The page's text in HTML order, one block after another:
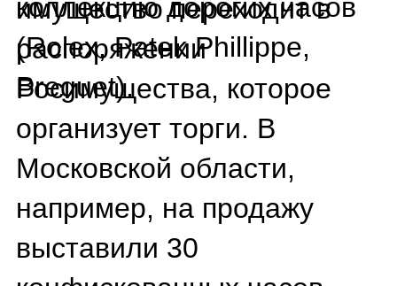
привлекательность и риски
Покупка конфиската —
соблазнительная идея: в
случае удачной сделки
можно приобрести
роскошные товары на
треть дешевле. В 2024
году, по данным